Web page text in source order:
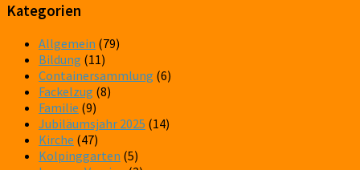
Kategorien
Allgemein (79)
Bildung (11)
Containersammlung (6)
Fackelzug (8)
Familie (9)
Jubiläumsjahr 2025 (14)
Kirche (47)
Kolpinggarten (5)